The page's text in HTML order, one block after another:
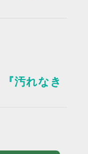
汚れなき